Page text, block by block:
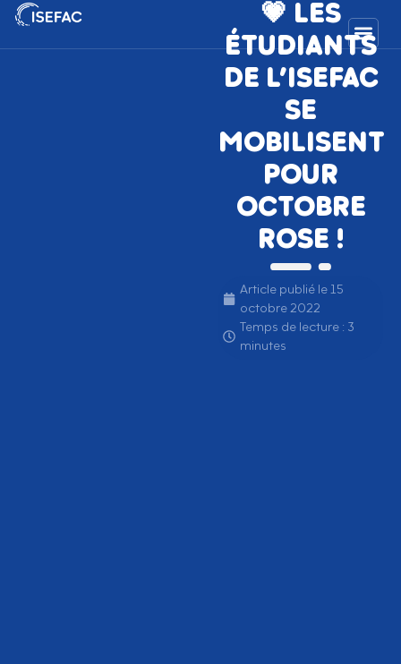
💗 LES
ÉTUDIANTS
DE L’ISEFAC
SE
MOBILISENT
POUR
OCTOBRE
ROSE !
Article publié le 15
octobre 2022
Temps de lecture : 3
minutes